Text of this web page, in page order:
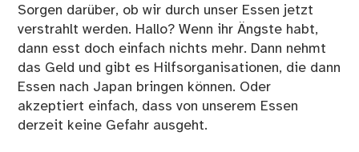
Sorgen darüber, ob wir durch unser Essen jetzt
verstrahlt werden. Hallo? Wenn ihr Ängste habt,
dann esst doch einfach nichts mehr. Dann nehmt
das Geld und gibt es Hilfsorganisationen, die dann
Essen nach Japan bringen können. Oder
akzeptiert einfach, dass von unserem Essen
derzeit keine Gefahr ausgeht.